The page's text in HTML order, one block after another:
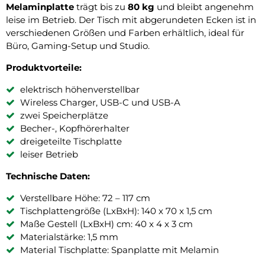
Melaminplatte trägt bis zu 80 kg und bleibt angenehm
leise im Betrieb. Der Tisch mit abgerundeten Ecken ist in
verschiedenen Größen und Farben erhältlich, ideal für
Büro, Gaming-Setup und Studio.
Produktvorteile:
elektrisch höhenverstellbar
Wireless Charger, USB-C und USB-A
zwei Speicherplätze
Becher-, Kopfhörerhalter
dreigeteilte Tischplatte
leiser Betrieb
Technische Daten:
Verstellbare Höhe: 72 – 117 cm
Tischplattengröße (LxBxH): 140 x 70 x 1,5 cm
Maße Gestell (LxBxH) cm: 40 x 4 x 3 cm
Materialstärke: 1,5 mm
Material Tischplatte: Spanplatte mit Melamin